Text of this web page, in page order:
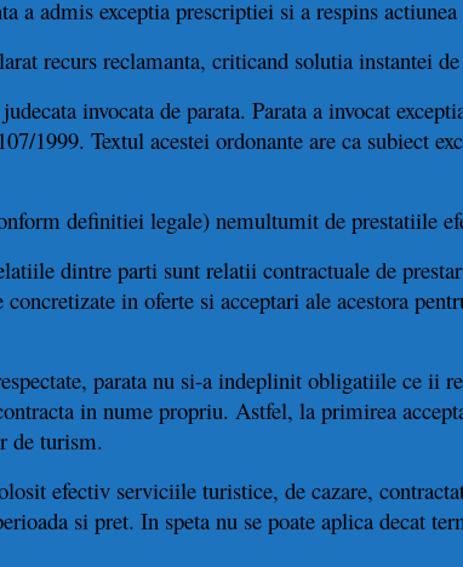
a admis exceptia prescriptiei si a respins
recurs reclamanta, criticand solutia instantei
invocata de parata. Parata a invocat
1999. Textul acestei ordonante are ca subiect
definitiei legale) nemultumit de prestatiile
dintre parti sunt relatii contractuale de
in oferte si acceptari ale acestora
parata nu si-a indeplinit obligatiile ce ii
in nume propriu. Astfel, la primirea
de turism.
efectiv serviciile turistice, de cazare,
si pret. In speta nu se poate aplica decat